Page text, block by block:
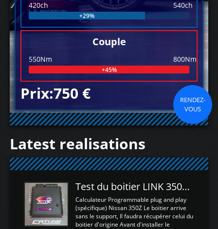
420ch 540ch
+29%
Couple
550Nm 800Nm
+45%
Prix:750 €
RENDEZ-
VOUS
Latest realisations
Test du boitier LINK 350Z Plugin ECU
Calculateur Programmable plug and play
(spécifique) Nissan 350Z Le boitier arrive
sans le support, Il faudra récupérer celui du
boitier d'origine Avant d'installer le